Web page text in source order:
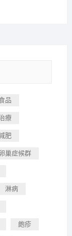
品
療
肥
巢症候群
淋病
皰疹